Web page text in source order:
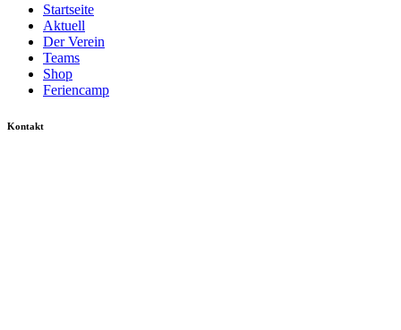
Startseite
Aktuell
Der Verein
Teams
Shop
Feriencamp
Kontakt